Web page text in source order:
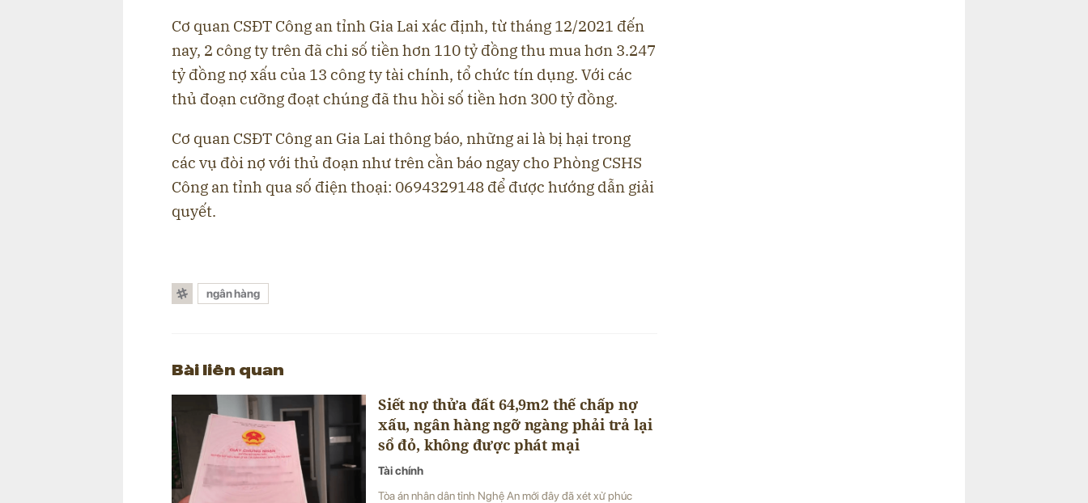
Cơ quan CSĐT Công an tỉnh Gia Lai xác định, từ tháng 12/2021 đến
nay, 2 công ty trên đã chi số tiền hơn 110 tỷ đồng thu mua hơn 3.247
tỷ đồng nợ xấu của 13 công ty tài chính, tổ chức tín dụng. Với các
thủ đoạn cưỡng đoạt chúng đã thu hồi số tiền hơn 300 tỷ đồng.
Cơ quan CSĐT Công an Gia Lai thông báo, những ai là bị hại trong
các vụ đòi nợ với thủ đoạn như trên cần báo ngay cho Phòng CSHS
Công an tỉnh qua số điện thoại: 0694329148 để được hướng dẫn giải
quyết.
ngân hàng
Bài liên quan
Siết nợ thửa đất 64,9m2 thế chấp nợ
xấu, ngân hàng ngỡ ngàng phải trả lại
sổ đỏ, không được phát mại
Tài chính
Tòa án nhân dân tỉnh Nghệ An mới đây đã xét xử phúc